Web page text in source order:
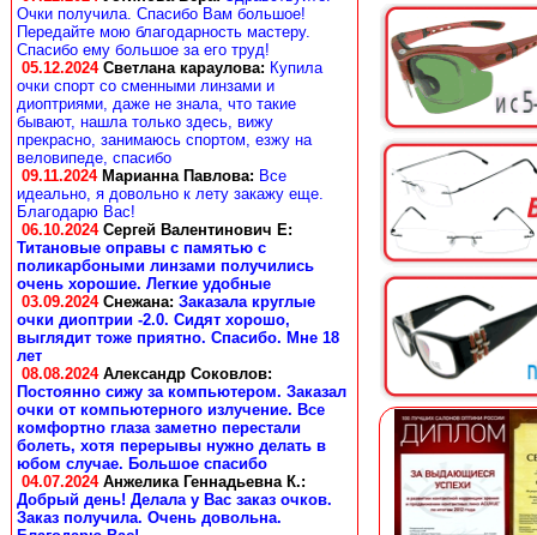
Очки получила. Спасибо Вам большое!
Передайте мою благодарность мастеру.
Спасибо ему большое за его труд!
05.12.2024 Светлана караулова: Купила
очки спорт со сменными линзами и
диоптриями, даже не знала, что такие
бывают, нашла только здесь, вижу
прекрасно, занимаюсь спортом, езжу на
веловипеде, спасибо
09.11.2024 Марианна Павлова: Все
идеально, я довольно к лету закажу еще.
Благодарю Вас!
06.10.2024 Сергей Валентинович Е:
Титановые оправы с памятью с
поликарбоными линзами получились
очень хорошие. Легкие удобные
03.09.2024 Снежана: Заказала круглые
очки диоптрии -2.0. Сидят хорошо,
выглядит тоже приятно. Спасибо. Мне 18
лет
08.08.2024 Александр Соковлов:
Постоянно сижу за компьютером. Заказал
очки от компьютерного излучение. Все
комфортно глаза заметно перестали
болеть, хотя перерывы нужно делать в
юбом случае. Большое спасибо
04.07.2024 Анжелика Геннадьевна К.:
Добрый день! Делала у Вас заказ очков.
Заказ получила. Очень довольна.